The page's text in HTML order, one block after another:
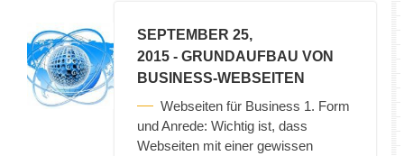
SEPTEMBER 25,
2015 - GRUNDAUFBAU VON
BUSINESS-WEBSEITEN
Webseiten für Business 1. Form
und Anrede: Wichtig ist, dass
Webseiten mit einer gewissen